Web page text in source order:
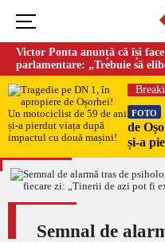
Victor Ponta anunță că își
parlamentare: „Trebuie să
globalistă”
FOTO
de
și-a
Semnal de